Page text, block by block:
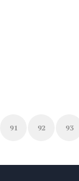
91 92 93